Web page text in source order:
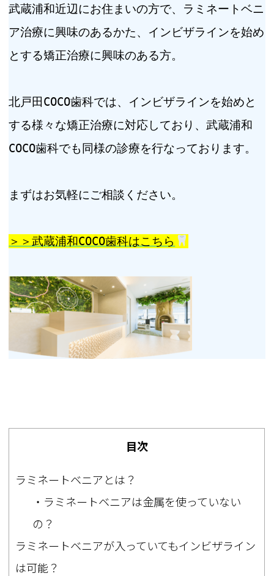
武蔵浦和近辺にお住まいの方で、ラミネートベニ
ア治療に興味のあるかた、インビザラインを始め
とする矯正治療に興味のある方。
北戸田COCO歯科では、インビザラインを始めと
する様々な矯正治療に対応しており、武蔵浦和
COCO歯科でも同様の診療を行なっております。
まずはお気軽にご相談ください。
＞＞武蔵浦和COCO歯科はこちら
目次
ラミネートベニアとは？
・ラミネートベニアは金属を使っていない
の？
ラミネートベニアが入っていてもインビザライン
は可能？